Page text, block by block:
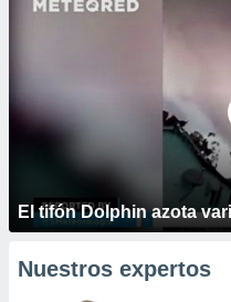
El tifón Dolphin azota
Nuestros expertos